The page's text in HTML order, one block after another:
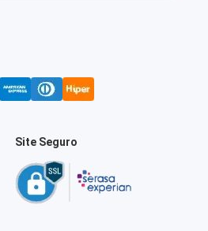
Site Seguro